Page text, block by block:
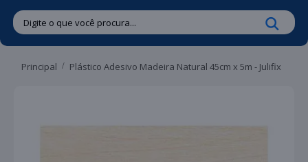
Principal Plástico Adesivo Madeira Natural 45cm x 5m - Julifix